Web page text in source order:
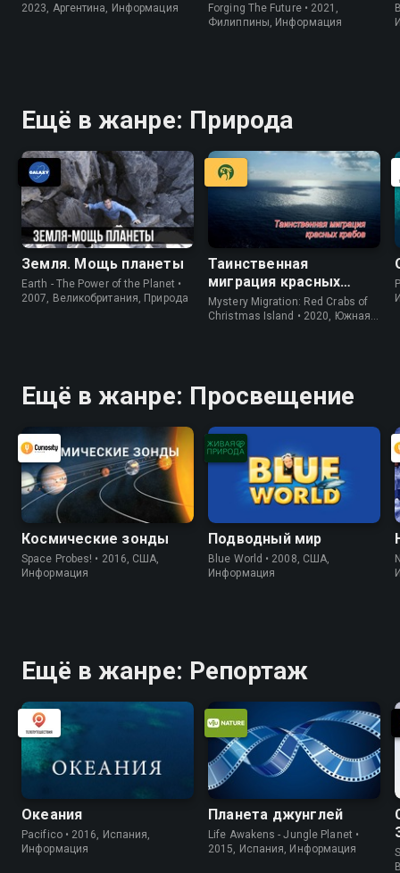
2023, Аргентина, Информация
Forging The Future • 2021,
Филиппины, Информация
Ещё в жанре: Природа
Земля. Мощь планеты
Earth - The Power of the Planet •
2007, Великобритания, Природа
Таинственная
миграция красных
крабов
Mystery Migration: Red Crabs of
Christmas Island • 2020, Южная
Ещё в жанре: Просвещение
Космические зонды
Space Probes! • 2016, США,
Информация
Подводный мир
Blue World • 2008, США,
Информация
Ещё в жанре: Репортаж
Океания
Pacifico • 2016, Испания,
Информация
Планета джунглей
Life Awakens - Jungle Planet •
2015, Испания, Информация